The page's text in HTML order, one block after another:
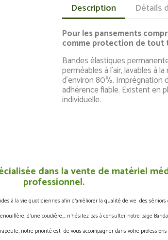
Description Détails
Pour les pansements
comme protection de tout
Bandes élastiques
perméables à l'air, lavables à
d'environ 80%. Imprégnation
adhérence fiable. Existent en
individuelle.
dans la vente de matériel
professionnel.
à la vie quotidiennes afin d’améliorer la qualité de vie des
d’une coudière,… n’hésitez pas à consulter notre page
notre priorité est de vous accompagner dans votre